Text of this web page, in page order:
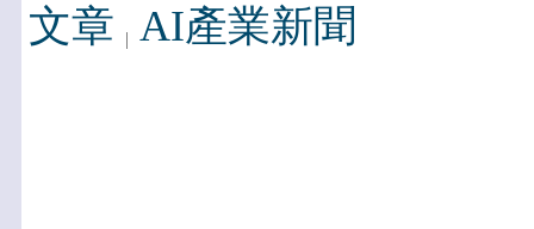
文章 AI產業新聞